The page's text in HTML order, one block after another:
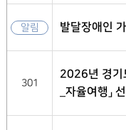
알림 발달장애인
301
2026년 경기
_자율여행」